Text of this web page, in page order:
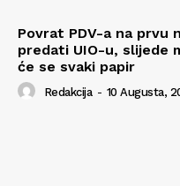
Povrat PDV-a na
predati UIO-u, slijede
će se svaki papir
Redakcija - 10 Augusta,